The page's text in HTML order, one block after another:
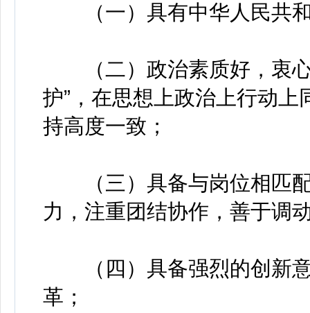
（一）具有中华人民共
（二）政治素质好，衷心
护”，在思想上政治上行动
持高度一致；
（三）具备与岗位相匹配
力，注重团结协作，善于调
（四）具备强烈的创新意
革；